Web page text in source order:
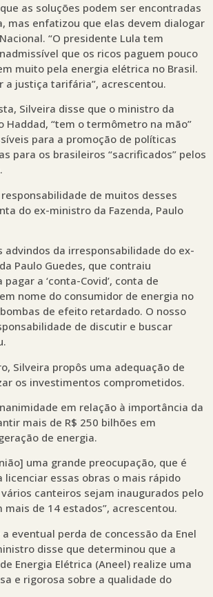
as soluções podem ser encontradas
mas enfatizou que elas devem dialogar
“O presidente Lula tem
que os ricos paguem pouco
muito pela energia elétrica no Brasil.
a justiça tarifária”, acrescentou.
Silveira disse que o ministro da
Haddad, “tem o termômetro na mão”
para a promoção de políticas
para os brasileiros “sacrificados” pelos
de muitos desses
do ex-ministro da Fazenda, Paulo
advindos da irresponsabilidade do ex-
Paulo Guedes, que contraiu
a ‘conta-Covid’, conta de
nome do consumidor de energia no
de efeito retardado. O nosso
de discutir e buscar
Silveira propôs uma adequação de
os investimentos comprometidos.
em relação à importância da
mais de R$ 250 bilhões em
de energia.
uma grande preocupação, que é
licenciar essas obras o mais rápido
canteiros sejam inaugurados pelo
mais de 14 estados”, acrescentou.
eventual perda de concessão da Enel
disse que determinou que a
Energia Elétrica (Aneel) realize uma
e rigorosa sobre a qualidade do